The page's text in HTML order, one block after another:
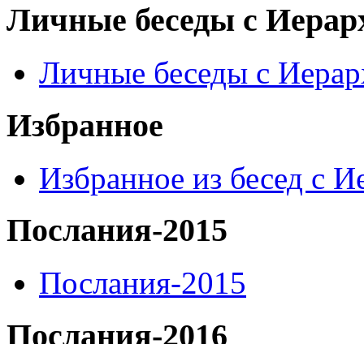
Личные беседы с
Личные беседы с
Избранное
Избранное из бесед с
Послания-2015
Послания-2015
Послания-2016